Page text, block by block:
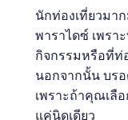
นักท่องเที่ยวมา
พาราไดซ์ เพรา
กิจกรรมหรือที่ท่
นอกจากนั้น บร
เพราะถ้าคุณเลื
แค่นิดเดียว